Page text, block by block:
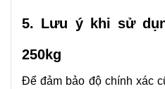
5. Lưu ý khi sử
250kg
Để đảm bảo độ chính xác